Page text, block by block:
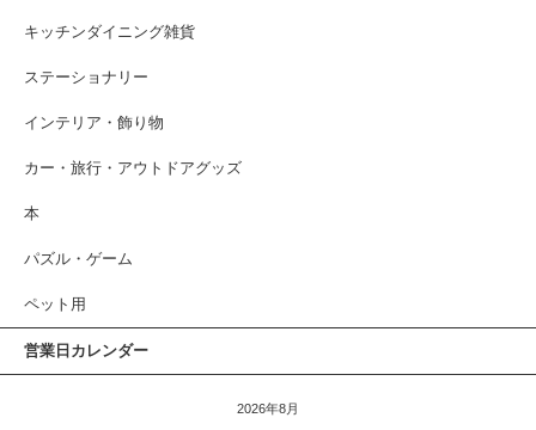
キッチンダイニング雑貨
ステーショナリー
インテリア・飾り物
カー・旅行・アウトドアグッズ
本
パズル・ゲーム
ペット用
営業日カレンダー
2026年8月